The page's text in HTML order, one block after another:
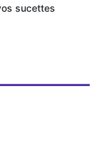
sucettes